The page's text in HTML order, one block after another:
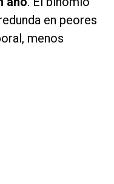
en peores
menos